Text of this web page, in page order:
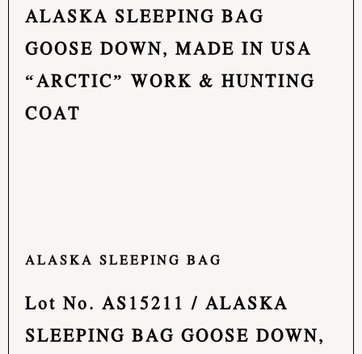
ALASKA SLEEPING BAG
GOOSE DOWN, MADE IN USA
“ARCTIC” WORK & HUNTING
COAT
ALASKA SLEEPING BAG
Lot No. AS15211 / ALASKA
SLEEPING BAG GOOSE DOWN,